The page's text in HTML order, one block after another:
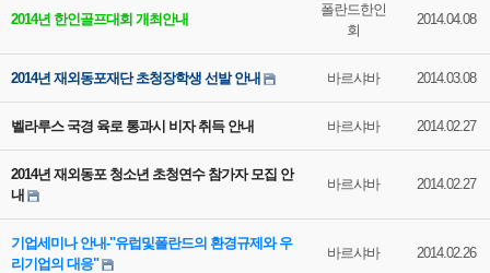
2014년 한인골프대회 개최안내
폴란드한인
회
2014.04.08
2014년 재외동포재단 초청장학생 선발 안내 바르샤바 2014.03.08
벨라루스 국경 육로 통과시 비자 취득 안내 바르샤바 2014.02.27
2014년 재외동포 청소년 초청연수 참가자 모집 안
내
바르샤바 2014.02.27
기업세미나 안내-"유럽및폴란드의 환경규제와 우
리기업의 대응"
바르샤바 2014.02.26